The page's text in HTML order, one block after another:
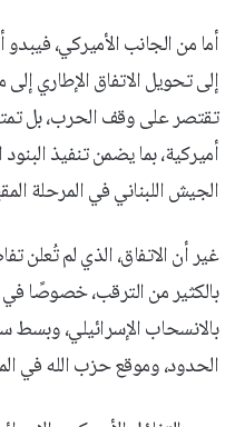
أما من الجانب الأميركي،
إلى تحويل الاتفاق الإطاري
تقتصر على وقف الحرب، بل
أميركية، بما يضمن تنفيذ
الجيش اللبناني في المرحلة
غير أن الاتفاق، الذي لم تُعلن
بالكثير من الترقب، خصوصًا في
بالانسحاب الإسرائيلي، وبسط
الحدود، وموقع حزب الله في